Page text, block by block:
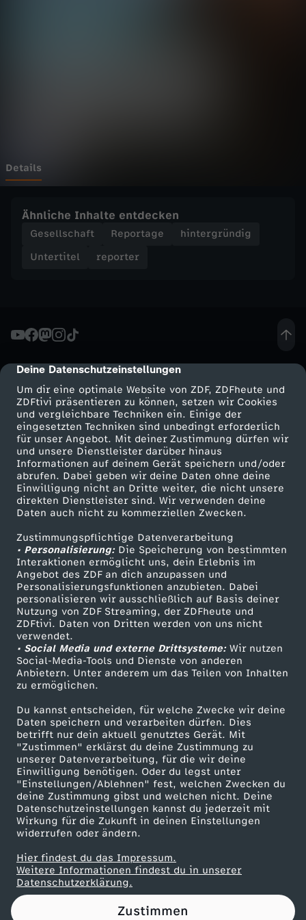
cmp-dialog-description
Deine Datenschutzeinstellungen
Um dir eine optimale Website von ZDF, ZDFheute und
ZDFtivi präsentieren zu können, setzen wir Cookies
und vergleichbare Techniken ein. Einige der
eingesetzten Techniken sind unbedingt erforderlich
für unser Angebot. Mit deiner Zustimmung dürfen wir
und unsere Dienstleister darüber hinaus
Informationen auf deinem Gerät speichern und/oder
abrufen. Dabei geben wir deine Daten ohne deine
Einwilligung nicht an Dritte weiter, die nicht unsere
direkten Dienstleister sind. Wir verwenden deine
Daten auch nicht zu kommerziellen Zwecken.
Zustimmungspflichtige Datenverarbeitung
• Personalisierung:Die Speicherung von bestimmten
Interaktionen ermöglicht uns, dein Erlebnis im
Angebot des ZDF an dich anzupassen und
Personalisierungsfunktionen anzubieten. Dabei
personalisieren wir ausschließlich auf Basis deiner
Nutzung von ZDF Streaming, der ZDFheute und
ZDFtivi. Daten von Dritten werden von uns nicht
verwendet.
• Social Media und externe Drittsysteme:Wir nutzen
Social-Media-Tools und Dienste von anderen
Anbietern. Unter anderem um das Teilen von Inhalten
zu ermöglichen.
Du kannst entscheiden, für welche Zwecke wir deine
Daten speichern und verarbeiten dürfen. Dies
betrifft nur dein aktuell genutztes Gerät. Mit
"Zustimmen" erklärst du deine Zustimmung zu
unserer Datenverarbeitung, für die wir deine
Einwilligung benötigen. Oder du legst unter
"Einstellungen/Ablehnen" fest, welchen Zwecken du
deine Zustimmung gibst und welchen nicht. Deine
Datenschutzeinstellungen kannst du jederzeit mit
Wirkung für die Zukunft in deinen Einstellungen
widerrufen oder ändern.
Hier findest du das Impressum.
Weitere Informationen findest du in unserer
Datenschutzerklärung.
Zustimmen
a
s
n
d
e
:
I
s
t
h
i
r
n
t
o
t
w
i
r
k
Details
Ähnliche Inhalte entdecken
Gesellschaft Reportage
hintergründig
Untertitel
reporter
Mehr ZDF
ZDF-Apps
Smart TV
ZDFtext
Livestreams
Sendungen A-Z
TV-Programm
Service
ZDFmitreden
Kontakt zum ZDF
Tickets
Zuschauerservice
Hilfe
ZDF Unternehmen
Karriere
ZDF goes Schule
Werbefernsehen
Mainzelmännchen
Partner